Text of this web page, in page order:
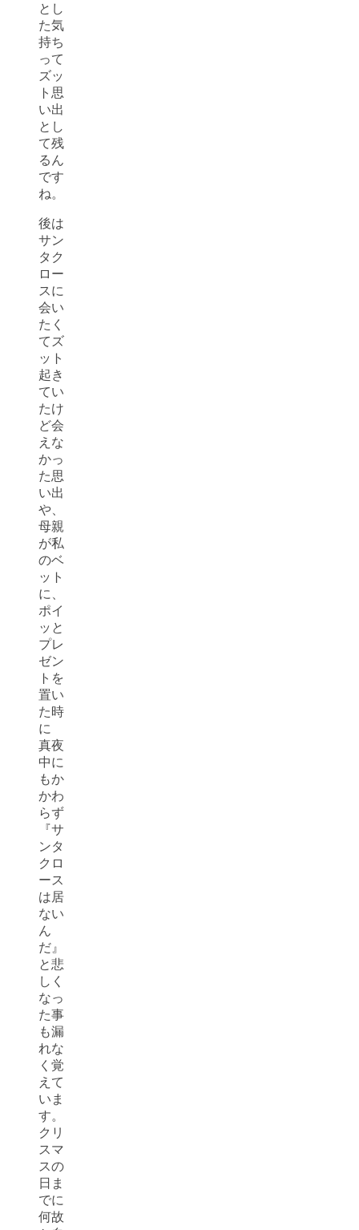
とし
た気
持ち
って
ズッ
ト思
い出
とし
て残
るん
です
ね。
後は
サン
タク
ロー
スに
会い
たく
てズ
ット
起き
てい
たけ
ど会
えな
かっ
た思
い出
や、
母親
が私
のベ
ット
に、
ポイ
ッと
プレ
ゼン
トを
置い
た時
に
真夜
中に
もか
かわ
らず
『サ
ンタ
クロ
ース
は居
ない
ん
だ』
と悲
しく
なっ
た事
も漏
れな
く覚
えて
いま
す。
クリ
スマ
スの
日ま
でに
何故